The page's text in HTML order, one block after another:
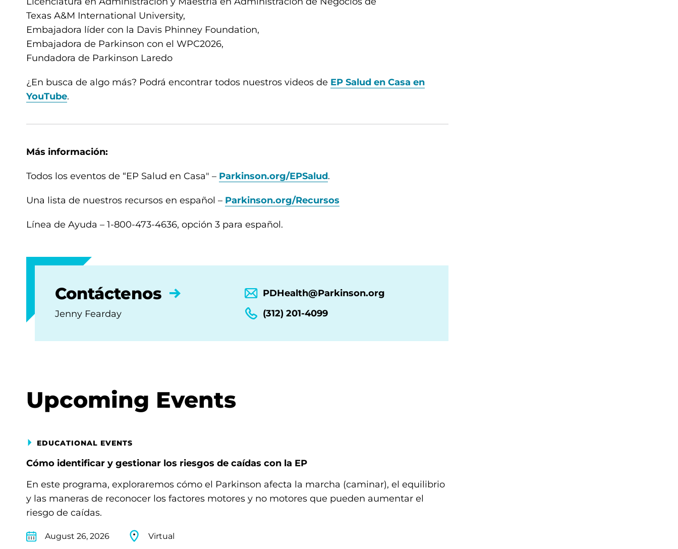
Texas A&M International University,
Embajadora líder con la Davis Phinney Foundation,
Embajadora de Parkinson con el WPC2026,
Fundadora de Parkinson Laredo
¿En busca de algo más? Podrá encontrar todos nuestros videos de EP Salud en Casa en
YouTube.
Más información:
Todos los eventos de “EP Salud en Casa" – Parkinson.org/EPSalud.
Una lista de nuestros recursos en español – Parkinson.org/Recursos
Línea de Ayuda – 1-800-473-4636, opción 3 para español.
Contáctenos
Jenny Fearday
PDHealth@Parkinson.org
(312) 201-4099
Upcoming Events
EDUCATIONAL EVENTS
Cómo identificar y gestionar los riesgos de caídas con la EP
En este programa, exploraremos cómo el Parkinson afecta la marcha (caminar), el equilibrio
y las maneras de reconocer los factores motores y no motores que pueden aumentar el
riesgo de caídas.
August 26, 2026 Virtual